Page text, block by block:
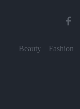
Beauty Fashion